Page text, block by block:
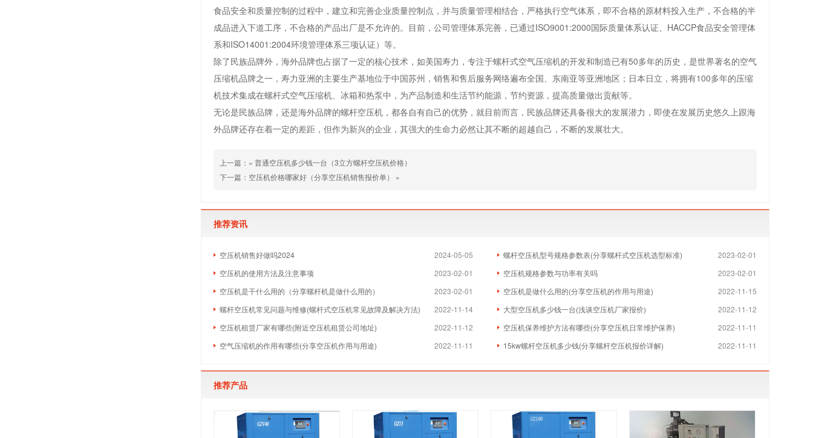
食品安全和质量控制的过程中，建立和完善企业质量控制点，并与质量管理相结合，严格执行空气体系，即不合格的原材料投入生产，不合格的半
成品进入下道工序，不合格的产品出厂是不允许的。目前，公司管理体系完善，已通过ISO9001:2000国际质量体系认证、HACCP食品安全管理体
系和ISO14001:2004环境管理体系三项认证）等。
除了民族品牌外，海外品牌也占据了一定的核心技术，如美国寿力，专注于螺杆式空气压缩机的开发和制造已有50多年的历史，是世界著名的空气
压缩机品牌之一，寿力亚洲的主要生产基地位于中国苏州，销售和售后服务网络遍布全国、东南亚等亚洲地区；日本日立，将拥有100多年的压缩
机技术集成在螺杆式空气压缩机、冰箱和热泵中，为产品制造和生活节约能源，节约资源，提高质量做出贡献等。
无论是民族品牌，还是海外品牌的螺杆空压机，都各自有自己的优势，就目前而言，民族品牌还具备很大的发展潜力，即使在发展历史悠久上跟海
外品牌还存在着一定的差距，但作为新兴的企业，其强大的生命力必然让其不断的超越自己，不断的发展壮大。
上一篇：« 普通空压机多少钱一台（3立方螺杆空压机价格）
下一篇： 空压机价格哪家好（分享空压机销售报价单） »
推荐资讯
2024-05-05
空压机销售好做吗2024 2023-02-01
螺杆空压机型号规格参数表(分享螺杆式空压机选型标准)
2023-02-01
空压机的使用方法及注意事项 2023-02-01
空压机规格参数与功率有关吗
2023-02-01
空压机是干什么用的（分享螺杆机是做什么用的） 2022-11-15
空压机是做什么用的(分享空压机的作用与用途)
2022-11-14
螺杆空压机常见问题与维修(螺杆式空压机常见故障及解决方法) 2022-11-12
大型空压机多少钱一台(浅谈空压机厂家报价)
2022-11-12
空压机租赁厂家有哪些(附近空压机租赁公司地址) 2022-11-11
空压机保养维护方法有哪些(分享空压机日常维护保养)
2022-11-11
空气压缩机的作用有哪些(分享空压机作用与用途) 2022-11-11
15kw螺杆空压机多少钱(分享螺杆空压机报价详解)
推荐产品